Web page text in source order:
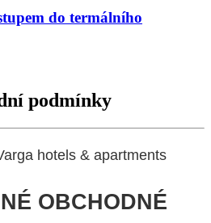
do termálního
podmínky
OBCHODNÉ